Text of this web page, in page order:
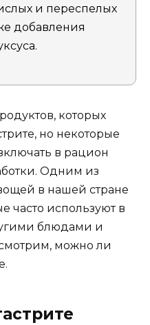
и переспелых
добавления
которых
но некоторые
в рацион
Одним из
в нашей стране
часто используют в
блюдами и
можно ли